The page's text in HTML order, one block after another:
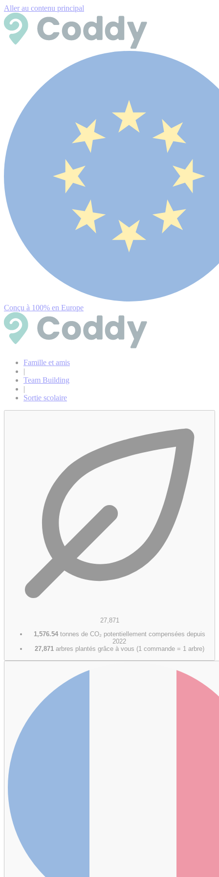
Aller au contenu principal
Conçu à 100% en Europe
Famille et amis
|
Team Building
|
Sortie scolaire
27,871
1,576.54tonnes de CO₂ potentiellement compensées depuis
2022
27,871 arbres plantés grâce à vous (1 commande = 1 arbre)